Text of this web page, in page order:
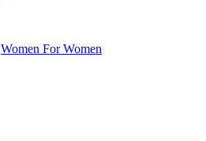
Women For Women